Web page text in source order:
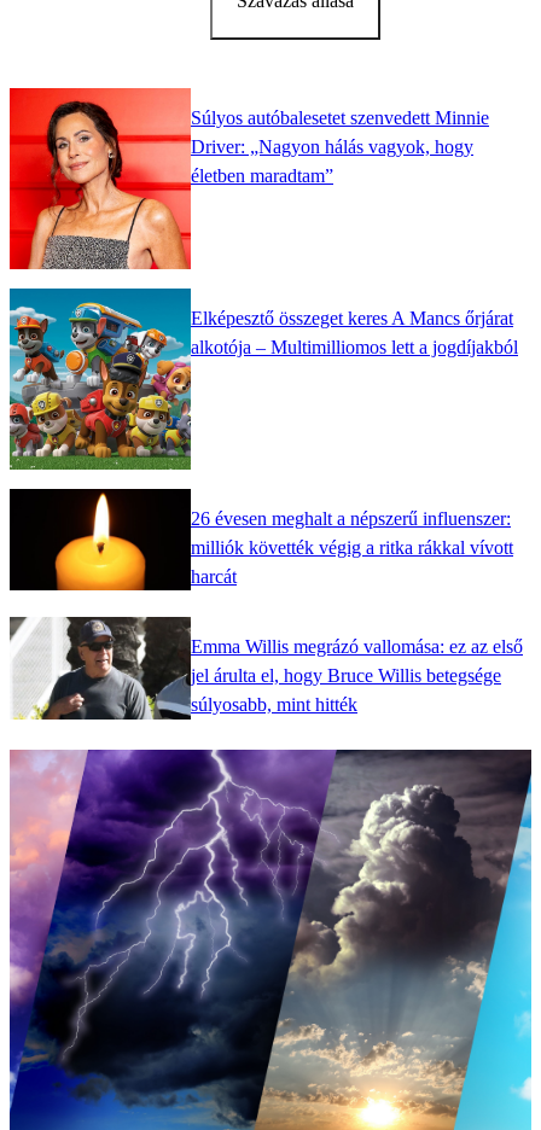
Súlyos autóbalesetet szenvedett Minnie
Driver: „Nagyon hálás vagyok, hogy
életben maradtam”
Elképesztő összeget keres A Mancs őrjárat
alkotója – Multimilliomos lett a jogdíjakból
26 évesen meghalt a népszerű influenszer:
milliók követték végig a ritka rákkal vívott
harcát
Emma Willis megrázó vallomása: ez az első
jel árulta el, hogy Bruce Willis betegsége
súlyosabb, mint hitték